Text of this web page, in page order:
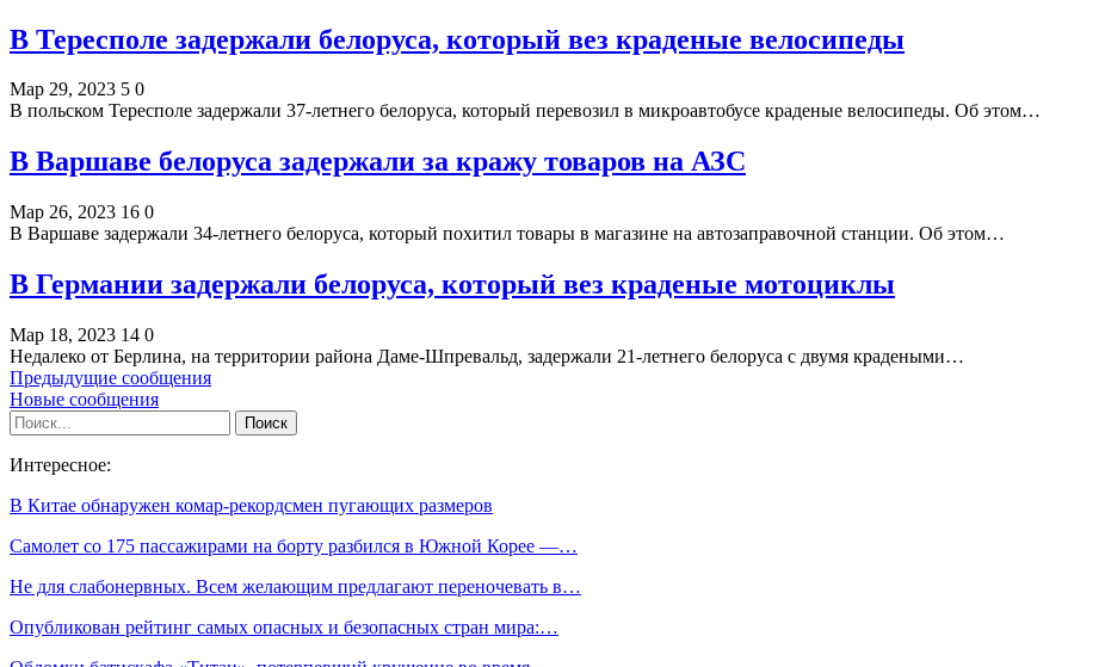
В Тересполе задержали белоруса, который вез краденые велосипеды
Мар 29, 2023 5 0
В польском Тересполе задержали 37-летнего белоруса, который перевозил в микроавтобусе краденые велосипеды. Об этом…
В Варшаве белоруса задержали за кражу товаров на АЗС
Мар 26, 2023 16 0
В Варшаве задержали 34-летнего белоруса, который похитил товары в магазине на автозаправочной станции. Об этом…
В Германии задержали белоруса, который вез краденые мотоциклы
Мар 18, 2023 14 0
Недалеко от Берлина, на территории района Даме-Шпревальд, задержали 21-летнего белоруса с двумя крадеными…
Предыдущие сообщения
Новые сообщения
Интересное:
В Китае обнаружен комар-рекордсмен пугающих размеров
Самолет со 175 пассажирами на борту разбился в Южной Корее —…
Не для слабонервных. Всем желающим предлагают переночевать в…
Опубликован рейтинг самых опасных и безопасных стран мира:…